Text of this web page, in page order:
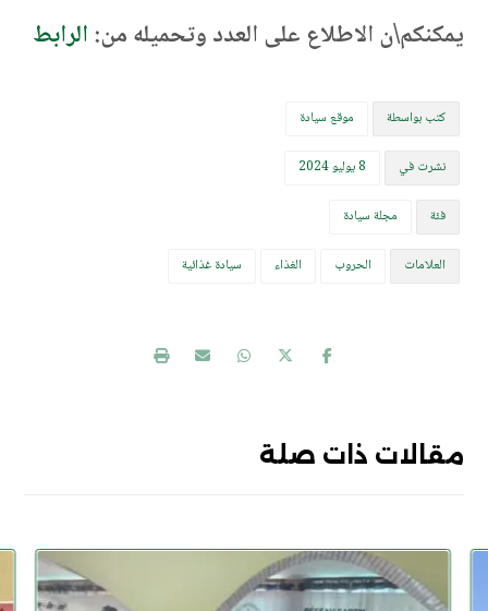
يمكنكم\ن الاطلاع على العدد وتحميله من:الرابط
كتب بواسطة موقع سيادة
نشرت في 8 يوليو 2024
فئة مجلة سيادة
العلامات الحروب الغذاء سيادة غذائية
مقالات ذات صلة